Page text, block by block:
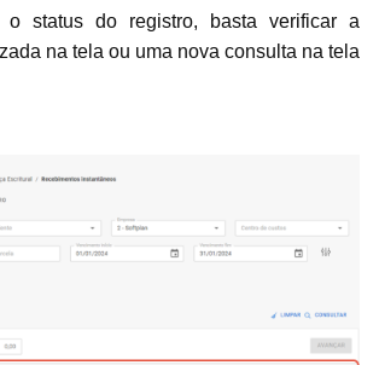
o status do registro, basta verificar a
na tela ou uma nova consulta na tela